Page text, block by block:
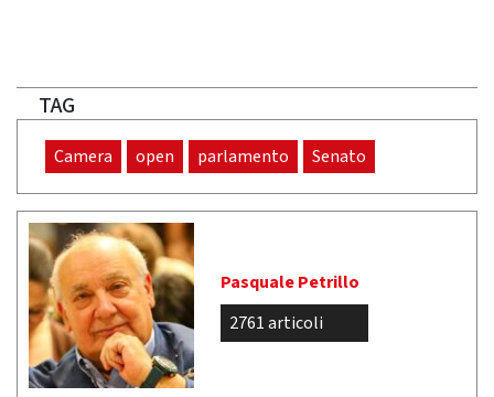
TAG
Camera open parlamento Senato
Pasquale Petrillo
2761 articoli